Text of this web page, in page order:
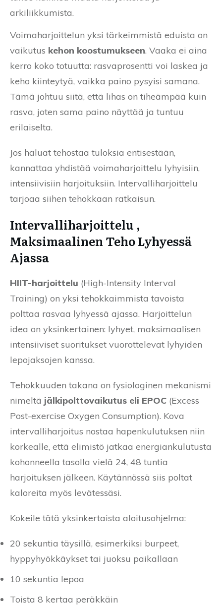
arkiliikkumista.
Voimaharjoittelun yksi tärkeimmistä eduista on
vaikutus kehon koostumukseen. Vaaka ei aina
kerro koko totuutta: rasvaprosentti voi laskea ja
keho kiinteytyä, vaikka paino pysyisi samana.
Tämä johtuu siitä, että lihas on tiheämpää kuin
rasva, joten sama paino näyttää ja tuntuu
erilaiselta.
Jos haluat tehostaa tuloksia entisestään,
kannattaa yhdistää voimaharjoittelu lyhyisiin,
intensiivisiin harjoituksiin. Intervalliharjoittelu
tarjoaa siihen tehokkaan ratkaisun.
Intervalliharjoittelu ,
Maksimaalinen Teho Lyhyessä
Ajassa
HIIT-harjoittelu (High-Intensity Interval
Training) on yksi tehokkaimmista tavoista
polttaa rasvaa lyhyessä ajassa. Harjoittelun
idea on yksinkertainen: lyhyet, maksimaalisen
intensiiviset suoritukset vuorottelevat lyhyiden
lepojaksojen kanssa.
Tehokkuuden takana on fysiologinen mekanismi
nimeltä jälkipolttovaikutus eli EPOC (Excess
Post-exercise Oxygen Consumption). Kova
intervalliharjoitus nostaa hapenkulutuksen niin
korkealle, että elimistö jatkaa energiankulutusta
kohonneella tasolla vielä 24, 48 tuntia
harjoituksen jälkeen. Käytännössä siis poltat
kaloreita myös levätessäsi.
Kokeile tätä yksinkertaista aloitusohjelma:
20 sekuntia täysillä, esimerkiksi burpeet,
hyppyhyökkäykset tai juoksu paikallaan
10 sekuntia lepoa
Toista 8 kertaa peräkkäin